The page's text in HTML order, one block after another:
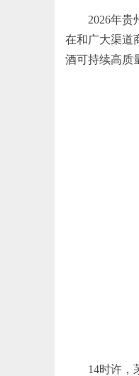
2026年
在和广大渠道
酒可持续高质
14时许，